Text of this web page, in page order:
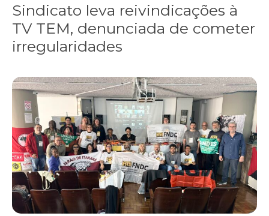
Sindicato leva reivindicações à
TV TEM, denunciada de cometer
irregularidades
FNDC aprova plataforma de 20 pontos para as eleições 2026